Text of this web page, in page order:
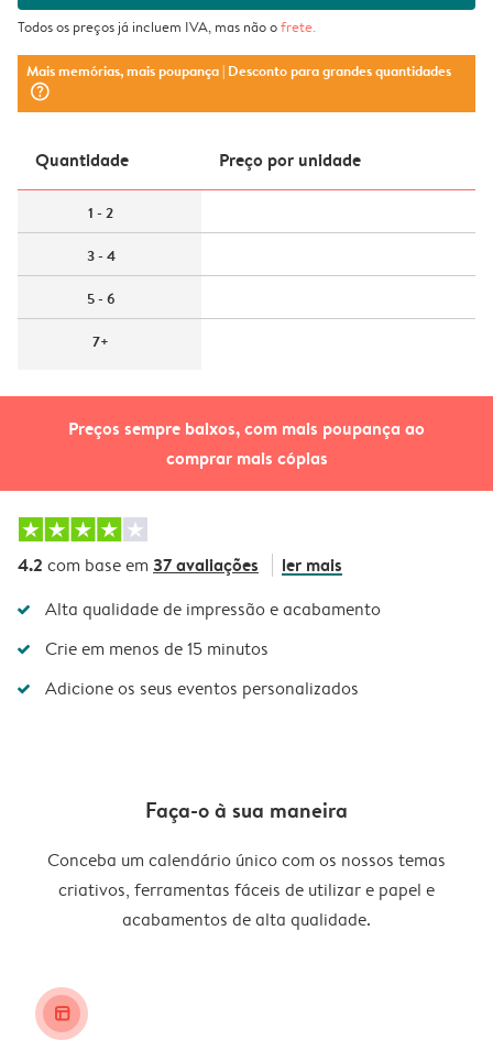
Preços sempre baixos, com mais poupança ao
comprar mais cópias
Todos os preços já incluem IVA, mas não ofrete.
Mais memórias, mais poupança| Desconto para grandes quantidades
question_mark_circle
Quantidade Preço por unidade
1 - 2
3 - 4
5 - 6
7+
4.2 com base em 37 avaliações ler mais
Alta qualidade de impressão e acabamento
Crie em menos de 15 minutos
Adicione os seus eventos personalizados
Faça-o à sua maneira
Conceba um calendário único com os nossos temas
criativos, ferramentas fáceis de utilizar e papel e
acabamentos de alta qualidade.
layout_alt